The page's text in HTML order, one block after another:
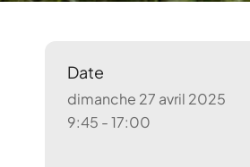
Date
dimanche 27 avril 2025
9:45 - 17:00